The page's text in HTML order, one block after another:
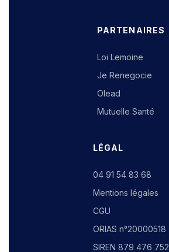
PARTENAIRES
Loi Lemoine
Je Renegocie
Olead
Mutuelle Santé
LÉGAL
04 91 54 83 68
Mentions légales
CGU
ORIAS n°20000518
SIREN 879 476 752